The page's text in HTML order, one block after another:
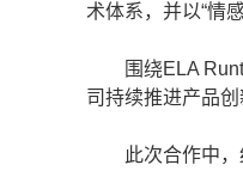
术体系，并以“情
围绕ELA
司持续推进产品
此次合作中，约